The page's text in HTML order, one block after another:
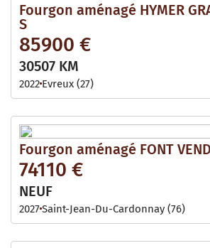
Fourgon aménagé HYMER
S
85900 €
30507 KM
2022 Evreux (27)
Fourgon aménagé FONT
74110 €
NEUF
2027Saint-Jean-Du-Cardonnay (76)